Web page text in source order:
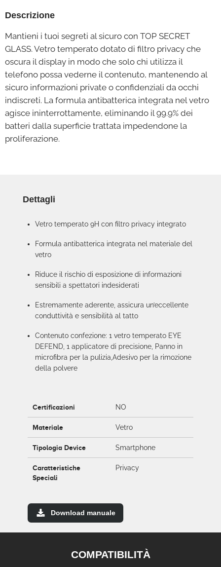
Descrizione
Mantieni i tuoi segreti al sicuro con TOP SECRET
GLASS. Vetro temperato dotato di filtro privacy che
oscura il display in modo che solo chi utilizza il
telefono possa vederne il contenuto, mantenendo al
sicuro informazioni private o confidenziali da occhi
indiscreti. La formula antibatterica integrata nel vetro
agisce ininterrottamente, eliminando il 99.9% dei
batteri dalla superficie trattata impedendone la
proliferazione.
Dettagli
Vetro temperato 9H con filtro privacy integrato
Formula antibatterica integrata nel materiale del
vetro
Riduce il rischio di esposizione di informazioni
sensibili a spettatori indesiderati
Estremamente aderente, assicura un’eccellente
conduttività e sensibilità al tatto
Contenuto confezione: 1 vetro temperato EYE
DEFEND, 1 applicatore di precisione, Panno in
microfibra per la pulizia,Adesivo per la rimozione
della polvere
Certificazioni NO
Materiale Vetro
Tipologia Device Smartphone
Caratteristiche
Speciali
Privacy
Download manuale
COMPATIBILITÀ